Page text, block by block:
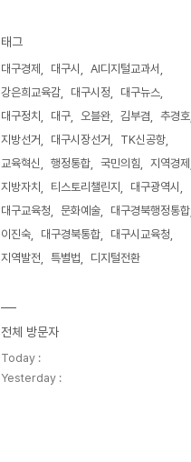
태그
대구경제 대구시
AI디지털교과서
강은희교육감
대구시정
대구뉴스
대구정치
대구 오블완 김부겸
추경호
지방선거
대구시장선거
TK신공항
교육혁신
행정통합 국민의힘
지역경제
지방자치
티스토리챌린지
대구광역시
대구교육청
문화예술
대구경북행정통합
이진숙
대구경북통합
대구시교육청
지역발전
특별법 디지털전환
전체 방문자
Today :
Yesterday :